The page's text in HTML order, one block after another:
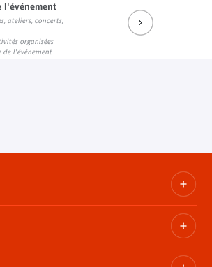
IRD Éditions
Lien externe
l'événement
ateliers, concerts,
organisées
de l'événement
bandes annonces